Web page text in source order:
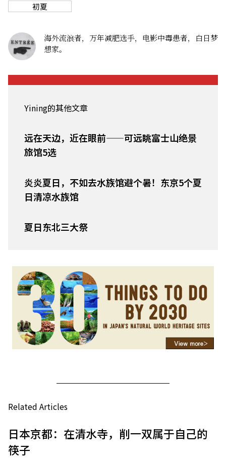
初夏
海外流浪者，万年减肥选手，电影中毒患者，白日梦
想家。
Yining的其他文章
远在天边，近在眼前——可远眺富士山绝景
旅馆5选
炎炎夏日，不如去水族馆避个暑！东京5个夏
日清凉水族馆
夏日东北三大祭
Related Articles
日本京都：在清水寺，削一双属于自己的
筷子